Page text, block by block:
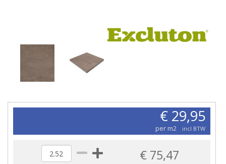
€ 29,95
per m2 incl BTW
€ 75,47